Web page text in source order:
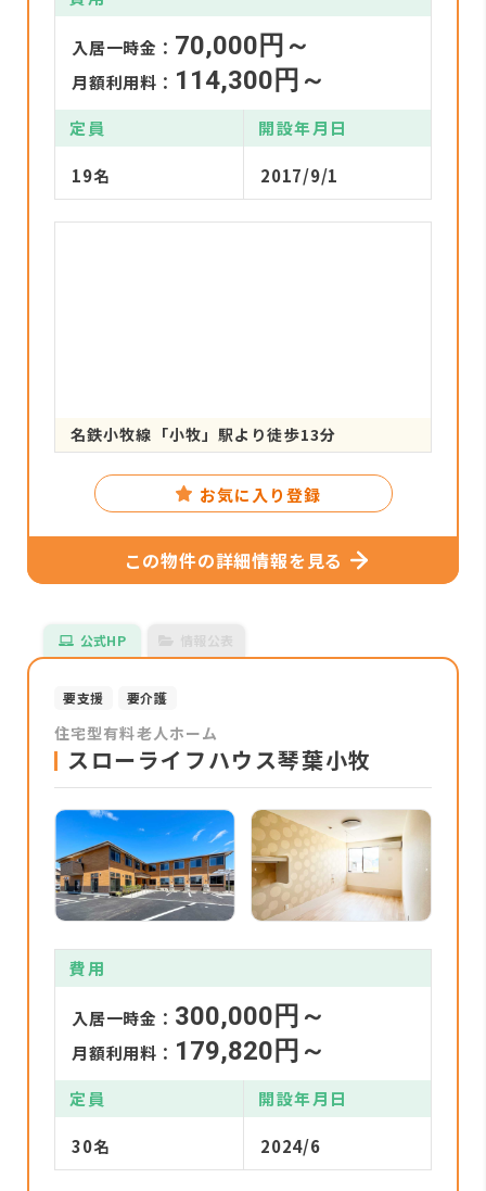
入居一時金： 70,000円～
月額利用料： 114,300円～
定員 開設年月日
19名 2017/9/1
名鉄小牧線「小牧」駅より徒歩13分
お気に入り登録
この物件の詳細情報を見る
公式HP
要支援 要介護
住宅型有料老人ホーム
スローライフハウス琴葉小牧
費用
入居一時金： 300,000円～
月額利用料： 179,820円～
定員 開設年月日
30名 2024/6